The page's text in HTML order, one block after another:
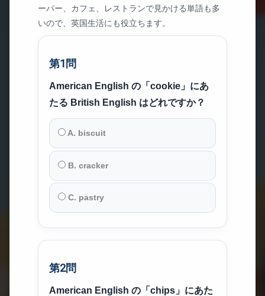
ーパー、カフェ、レストランで見かける単語も多
いので、英国生活にも役立ちます。
第1問
American English の「cookie」にあ
たる British English はどれですか？
A. biscuit
B. cracker
C. pastry
第2問
American English の「chips」にあた